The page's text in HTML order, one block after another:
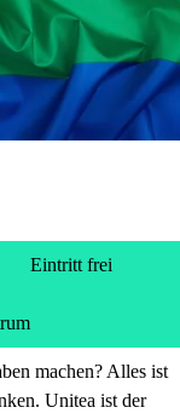
Eintritt frei
machen? Alles ist
Unitea ist der